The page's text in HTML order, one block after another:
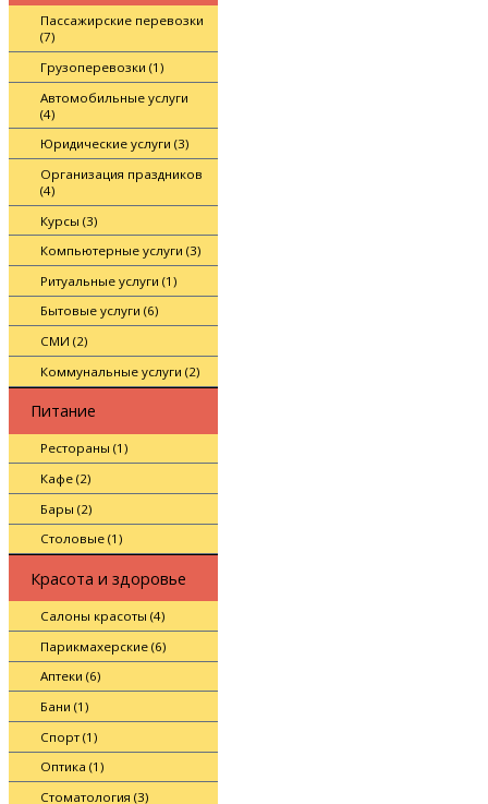
Пассажирские перевозки
(7)
Грузоперевозки (1)
Автомобильные услуги
(4)
Юридические услуги (3)
Организация праздников
(4)
Курсы (3)
Компьютерные услуги (3)
Ритуальные услуги (1)
Бытовые услуги (6)
СМИ (2)
Коммунальные услуги (2)
Питание
Рестораны (1)
Кафе (2)
Бары (2)
Столовые (1)
Красота и здоровье
Салоны красоты (4)
Парикмахерские (6)
Аптеки (6)
Бани (1)
Спорт (1)
Оптика (1)
Стоматология (3)